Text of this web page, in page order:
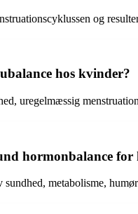
og
hos kvinder?
uregelmæssig
hormonbalance for
metabolisme,